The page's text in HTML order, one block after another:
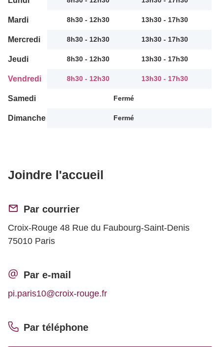
Mardi 8h30 - 12h30 13h30 - 17h30
Mercredi 8h30 - 12h30 13h30 - 17h30
Jeudi 8h30 - 12h30 13h30 - 17h30
Vendredi 8h30 - 12h30 13h30 - 17h30
Samedi Fermé
Dimanche Fermé
Joindre l'accueil
Par courrier
Croix-Rouge 48 Rue du Faubourg-Saint-Denis
75010 Paris
Par téléphone
Par e-mail
pi.paris10@croix-rouge.fr